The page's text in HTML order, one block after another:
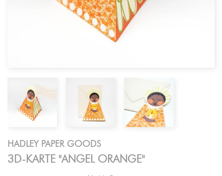
HADLEY PAPER GOODS
3D-KARTE "ANGEL ORANGE"